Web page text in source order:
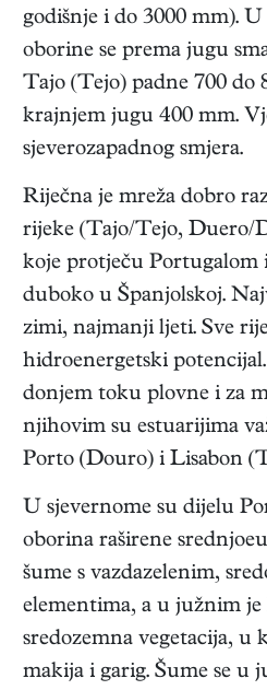
godišnje i do 3000 mm).
oborine se prema jugu
Tajo (Tejo) padne 700 do
krajnjem jugu 400 mm.
sjeverozapadnog smjera.
Riječna je mreža dobro
rijeke (Tajo/Tejo, Duero/
koje protječu Portugalom
duboko u Španjolskoj.
zimi, najmanji ljeti. Sve
hidroenergetski
donjem toku plovne i za
njihovim su estuarijima
Porto (Douro) i Lisabon
U sjevernome su dijelu
oborina raširene
šume s vazdazelenim,
elementima, a u južnim
sredozemna vegetacija, u
makija i garig. Šume se u